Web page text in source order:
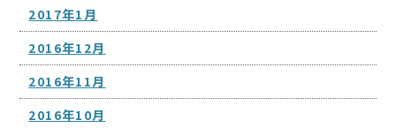
2017年1月
2016年12月
2016年11月
2016年10月